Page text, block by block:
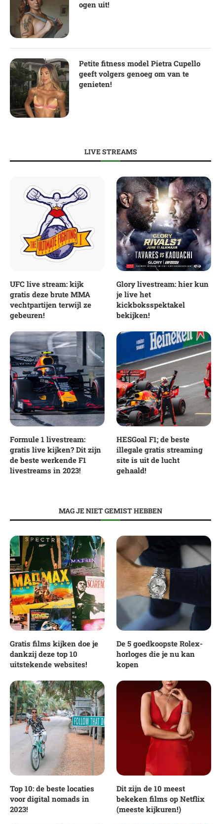
ogen uit!
Petite fitness model Pietra Cupello
geeft volgers genoeg om van te
genieten!
LIVE STREAMS
UFC live stream: kijk
gratis deze brute MMA
vechtpartijen terwijl ze
gebeuren!
Glory livestream: hier kun
je live het
kickboksspektakel
bekijken!
Formule 1 livestream:
gratis live kijken? Dit zijn
de beste werkende F1
livestreams in 2023!
HESGoal F1; de beste
illegale gratis streaming
site is uit de lucht
gehaald!
MAG JE NIET GEMIST HEBBEN
Gratis films kijken doe je
dankzij deze top 10
uitstekende websites!
De 5 goedkoopste Rolex-
horloges die je nu kan
kopen
Top 10: de beste locaties
voor digital nomads in
2023!
Dit zijn de 10 meest
bekeken films op Netflix
(meeste kijkuren!)